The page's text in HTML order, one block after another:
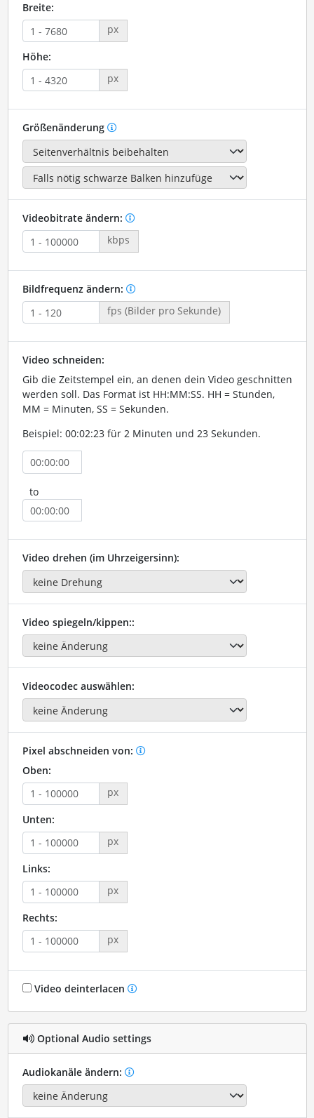
Breite:
px
Höhe:
px
Größenänderung
Videobitrate ändern:
kbps
Bildfrequenz ändern:
fps (Bilder pro Sekunde)
Video schneiden:
Gib die Zeitstempel ein, an denen dein Video geschnitten
werden soll. Das Format ist HH:MM:SS. HH = Stunden,
MM = Minuten, SS = Sekunden.
Beispiel: 00:02:23 für 2 Minuten und 23 Sekunden.
to
Video drehen (im Uhrzeigersinn):
Video spiegeln/kippen::
Videocodec auswählen:
Pixel abschneiden von:
Oben:
px
Unten:
px
Links:
px
Rechts:
px
Video deinterlacen
Optional Audio settings
Audiokanäle ändern: